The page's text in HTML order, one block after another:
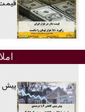
قیمت
پیش